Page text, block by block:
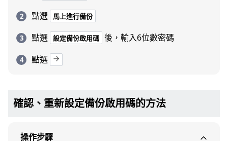
點選 馬上進行備份
點選 設定備份啟用碼 後，輸入6位數密碼
點選
確認、重新設定備份啟用碼的方法
操作步驟